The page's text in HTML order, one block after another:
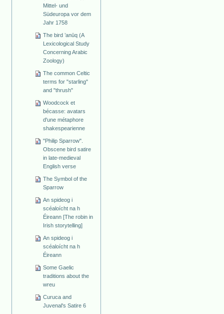
Mittel- und
Südeuropa vor dem
Jahr 1758
The bird ’anūq (A
Lexicological Study
Concerning Arabic
Zoology)
The common Celtic
terms for "starling"
and "thrush"
Woodcock et
bécasse: avatars
d'une métaphore
shakespearienne
"Philip Sparrow".
Obscene bird satire
in late-medieval
English verse
The Symbol of the
Sparrow
An spideog i
scéaloícht na h
Éireann [The robin in
Irish storytelling]
An spideog i
scéaloícht na h
Éireann
Some Gaelic
traditions about the
wreu
Curuca and
Juvenal's Satire 6